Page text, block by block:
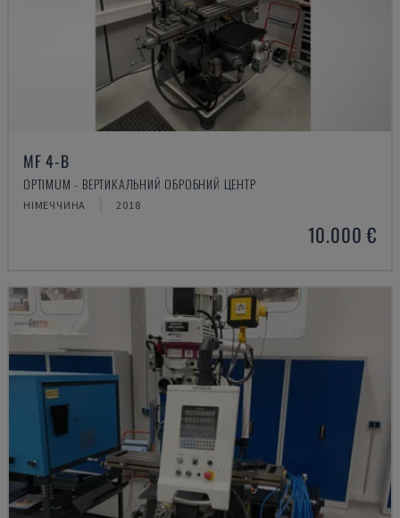
MF 4-B
OPTIMUM - ВЕРТИКАЛЬНИЙ ОБРОБНИЙ ЦЕНТР
НІМЕЧЧИНА 2018
10.000 €